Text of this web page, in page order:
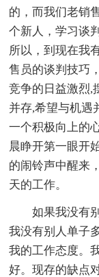
的，而我们老销
个新人，学习谈
所以，到现在我
售员的谈判技巧
竞争的日益激烈,
并存,希望与机遇
一个积极向上的
晨睁开第一眼开
的闹铃声中醒来
天的工作。
如果我没有别
我没有别人单子
我的工作态度。
好。现存的缺点